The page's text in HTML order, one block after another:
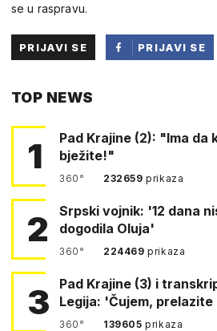
se u raspravu.
PRIJAVI SE
PRIJAVI SE
TOP NEWS
1
Pad Krajine (2): "Ima da
bježite!"
360° 232659prikaza
2
Srpski vojnik: '12 dana
dogodila Oluja'
360° 224469prikaza
3
Pad Krajine (3) i
Legija: 'Čujem,
360° 139605prikaza